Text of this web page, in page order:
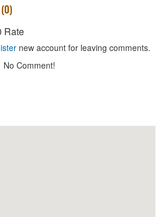
0)
Rate
new account for leaving comments.
No Comment!